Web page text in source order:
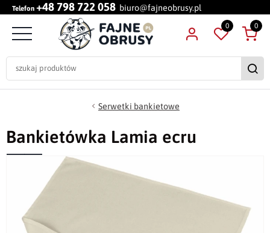
Telefon +48 798 722 058 biuro@fajneobrusy.pl
0 0
Serwetki bankietowe
Bankietówka Lamia ecru